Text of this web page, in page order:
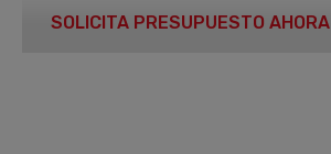
SOLICITA PRESUPUESTO AHORA